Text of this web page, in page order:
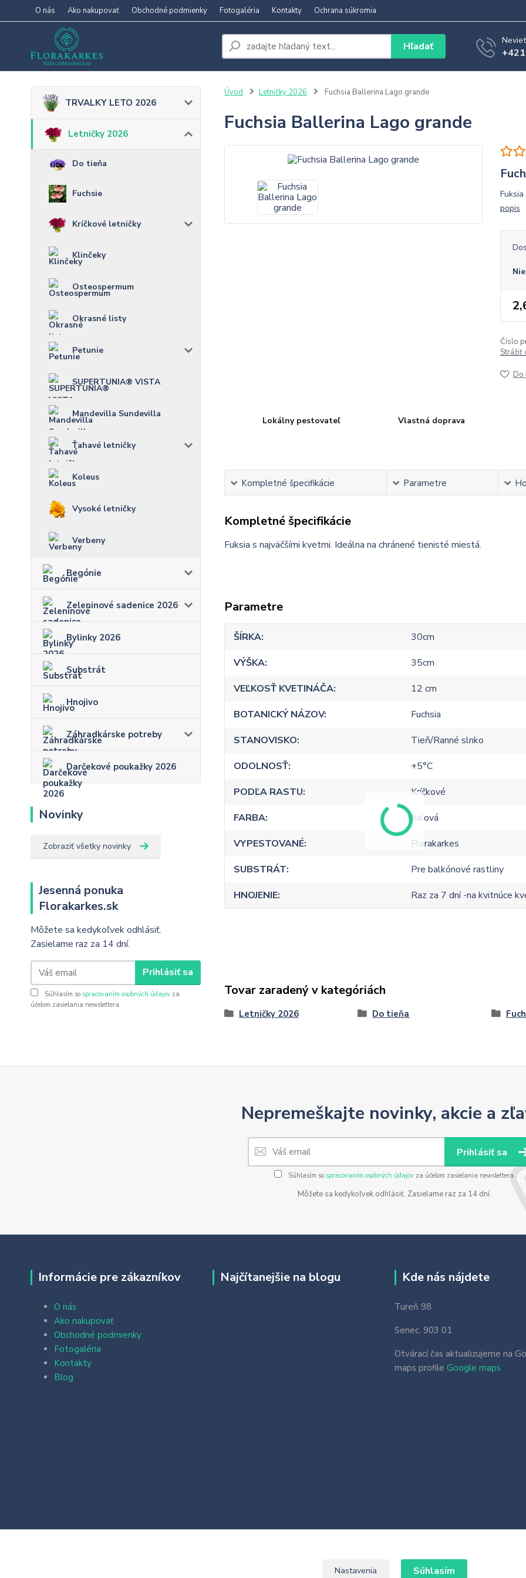
O nás Ako nakupovať Obchodné podmienky Fotogaléria Kontakty Ochrana súkromia
Hľadať
TRVALKY LETO 2026
Letničky 2026
Do tieňa
Fuchsie
Kríčkové letničky
Klinčeky
Osteospermum
Okrasné listy
Petunie
SUPERTUNIA® VISTA
Mandevilla Sundevilla
Ťahavé letničky
Koleus
Vysoké letničky
Verbeny
Begónie
Zeleninové sadenice 2026
Bylinky 2026
Substrát
Hnojivo
Záhradkárske potreby
Darčekové poukažky 2026
Novinky
Zobraziť všetky novinky
Jesenná ponuka
Florakarkes.sk
Môžete sa kedykoľvek odhlásiť.
Zasielame raz za 14 dní.
Prihlásiť sa
Súhlasím so spracovaním osobných údajov za
účelom zasielania newslettera.
Úvod Letničky 2026 Fuchsia Ballerina Lago grande
Fuchsia Ballerina Lago grande
popis
Číslo
Strážiť
Do
Lokálny pestovateľ Vlastná doprava
Kompletné špecifikácie Parametre
Kompletné špecifikácie
Fuksia s najväčšími kvetmi. Ideálna na chránené tienisté miestá.
Parametre
ŠÍRKA
30cm
VÝŠKA
35cm
VEĽKOSŤ KVETINÁČA
12 cm
BOTANICKÝ NÁZOV
Fuchsia
STANOVISKO
Tieň/Ranné slnko
ODOLNOSŤ
+5°C
PODĽA RASTU
Kríčkové
FARBA
fialová
VYPESTOVANÉ
Florakarkes
SUBSTRÁT
Pre balkónové rastliny
HNOJENIE
Raz za 7 dní -na kvitnúce
Tovar zaradený v kategóriách
Letničky 2026 Do tieňa
Nepremeškajte novinky, akcie a
Prihlásiť sa
Súhlasím so spracovaním osobných údajovza účelom zasielania newslettera.
Môžete sa kedykoľvek odhlásiť. Zasielame raz za 14 dní.
Informácie pre zákazníkov
O nás
Ako nakupovať
Obchodné podmienky
Fotogaléria
Kontakty
Blog
Najčítanejšie na blogu Kde nás nájdete
Tureň 98
Senec, 903 01
Otvárací čas aktualizujeme na
maps profile Google maps
Nastavenia Súhlasím